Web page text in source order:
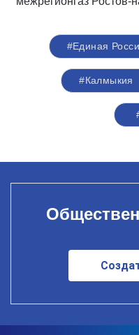
#Единая
#Калмыкия